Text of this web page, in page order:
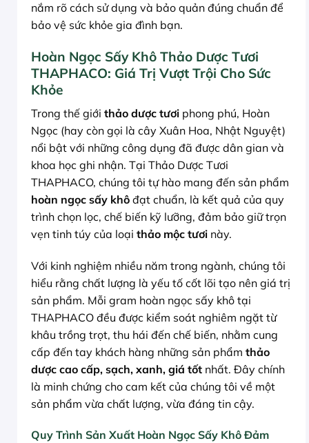
nắm rõ cách sử dụng và bảo quản đúng chuẩn để
bảo vệ sức khỏe gia đình bạn.
Hoàn Ngọc Sấy Khô Thảo Dược Tươi
THAPHACO: Giá Trị Vượt Trội Cho Sức
Khỏe
Trong thế giới thảo dược tươi phong phú, Hoàn
Ngọc (hay còn gọi là cây Xuân Hoa, Nhật Nguyệt)
nổi bật với những công dụng đã được dân gian và
khoa học ghi nhận. Tại Thảo Dược Tươi
THAPHACO, chúng tôi tự hào mang đến sản phẩm
hoàn ngọc sấy khô đạt chuẩn, là kết quả của quy
trình chọn lọc, chế biến kỹ lưỡng, đảm bảo giữ trọn
vẹn tinh túy của loại thảo mộc tươi này.
Với kinh nghiệm nhiều năm trong ngành, chúng tôi
hiểu rằng chất lượng là yếu tố cốt lõi tạo nên giá trị
sản phẩm. Mỗi gram hoàn ngọc sấy khô tại
THAPHACO đều được kiểm soát nghiêm ngặt từ
khâu trồng trọt, thu hái đến chế biến, nhằm cung
cấp đến tay khách hàng những sản phẩm thảo
dược cao cấp, sạch, xanh, giá tốt nhất. Đây chính
là minh chứng cho cam kết của chúng tôi về một
sản phẩm vừa chất lượng, vừa đáng tin cậy.
Quy Trình Sản Xuất Hoàn Ngọc Sấy Khô Đảm